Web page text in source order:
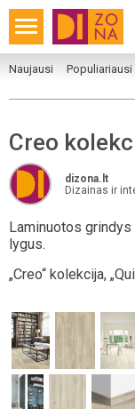
Naujausi Populiariausi
Creo
dizona.lt
Dizainas ir
Laminuotos
lygus.
„Creo“ kolekcija,